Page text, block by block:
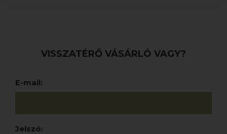
VISSZATÉRŐ VÁSÁRLÓ VAGY?
E-mail:
Jelszó: